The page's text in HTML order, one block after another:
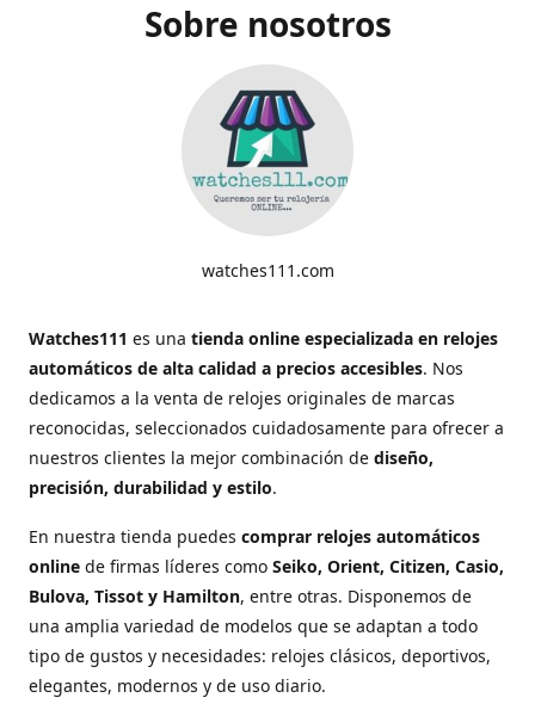
Sobre nosotros
watches111.com
Watches111 es una tienda online especializada en relojes
automáticos de alta calidad a precios accesibles. Nos
dedicamos a la venta de relojes originales de marcas
reconocidas, seleccionados cuidadosamente para ofrecer a
nuestros clientes la mejor combinación de diseño,
precisión, durabilidad y estilo.
En nuestra tienda puedes comprar relojes automáticos
online de firmas líderes como Seiko, Orient, Citizen, Casio,
Bulova, Tissot y Hamilton, entre otras. Disponemos de
una amplia variedad de modelos que se adaptan a todo
tipo de gustos y necesidades: relojes clásicos, deportivos,
elegantes, modernos y de uso diario.